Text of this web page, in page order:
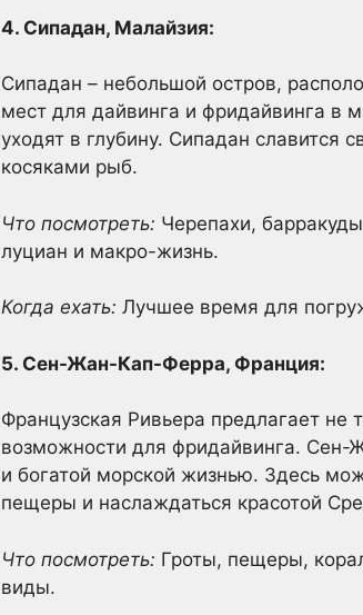
4. Сипадан, Малайзия:
Сипадан – небольшой остров,
мест для дайвинга и фридайвинга в
уходят в глубину. Сипадан
косяками рыб.
Что посмотреть: Черепахи,
луциан и макро-жизнь.
Когда ехать: Лучшее время для
5. Сен-Жан-Кап-Ферра, Франция:
Французская Ривьера предлагает
возможности для фридайвинга. Сен-
и богатой морской жизнью. Здесь
пещеры и наслаждаться красотой
Что посмотреть: Гроты, пещеры,
виды.